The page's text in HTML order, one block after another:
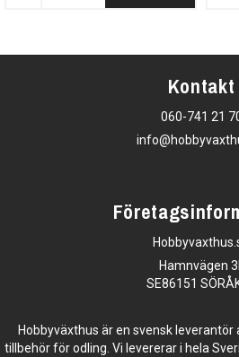
Kontakt
060-741 21
Hamnvägen
SE86151
Hobbyväxthus är en svensk leverantör
tillbehör för odling. Vi levererar i hela